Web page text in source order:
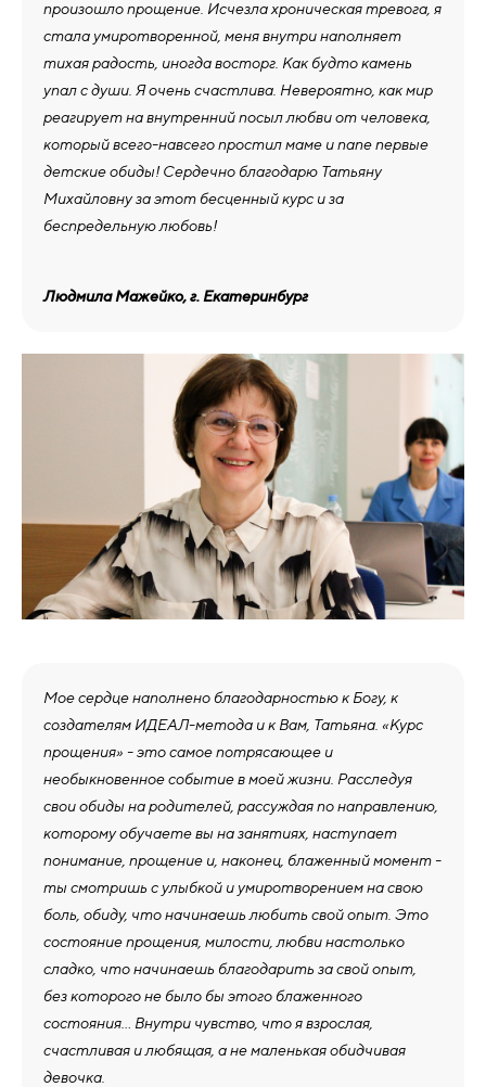
произошло прощение. Исчезла хроническая тревога, я
стала умиротворенной, меня внутри наполняет
тихая радость, иногда восторг. Как будто камень
упал с души. Я очень счастлива. Невероятно, как мир
реагирует на внутренний посыл любви от человека,
который всего-навсего простил маме и папе первые
детские обиды! Сердечно благодарю Татьяну
Михайловну за этот бесценный курс и за
беспредельную любовь!
Людмила Мажейко, г. Екатеринбург
Мое сердце наполнено благодарностью к Богу, к
создателям ИДЕАЛ-метода и к Вам, Татьяна. «Курс
прощения» - это самое потрясающее и
необыкновенное событие в моей жизни. Расследуя
свои обиды на родителей, рассуждая по направлению,
которому обучаете вы на занятиях, наступает
понимание, прощение и, наконец, блаженный момент -
ты смотришь с улыбкой и умиротворением на свою
боль, обиду, что начинаешь любить свой опыт. Это
состояние прощения, милости, любви настолько
сладко, что начинаешь благодарить за свой опыт,
без которого не было бы этого блаженного
состояния… Внутри чувство, что я взрослая,
счастливая и любящая, а не маленькая обидчивая
девочка.